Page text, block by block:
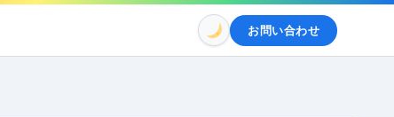
お問い合わせ